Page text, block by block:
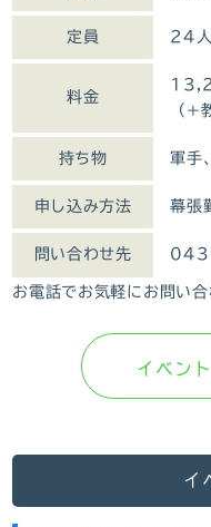
定員 24人
料金
（+
持ち物 軍手
申し込み方法 幕張
問い合わせ先 043
お電話でお気軽にお問い合
イベン
イ